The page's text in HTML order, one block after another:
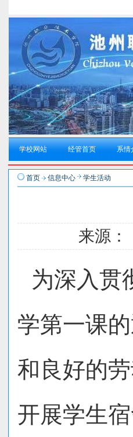
学校网站 经管首页 系情
首页 信息中心 学生活动
来源
为深入贯
学第一课
和良好的
开展学生